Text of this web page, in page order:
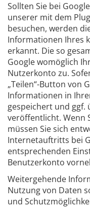
Sollten Sie bei
unserer mit dem
besuchen, werden
Informationen Ihres
erkannt. Die so
Google womöglich
Nutzerkonto zu.
„Teilen“-Button von
Informationen in
gespeichert und ggf.
veröffentlicht. Wenn
müssen Sie sich
Internetauftritts bei
entsprechenden
Benutzerkonto
Weitergehende
Nutzung von Daten
und